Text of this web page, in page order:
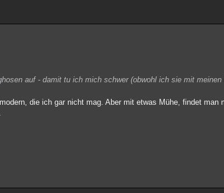
auf - damit tu ich mich schwer (obwohl ich sie mit meinen
die ich gar nicht mag. Aber mit etwas Mühe, findet man